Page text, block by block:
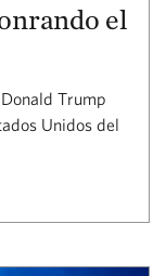
el
Trump
Unidos del